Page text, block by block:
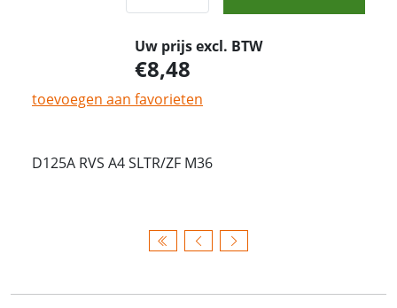
Uw prijs excl. BTW
8,48
toevoegen aan favorieten
D125A RVS A4 SLTR/ZF M36